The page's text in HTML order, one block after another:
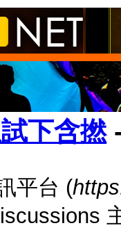
下含撚
平台 (